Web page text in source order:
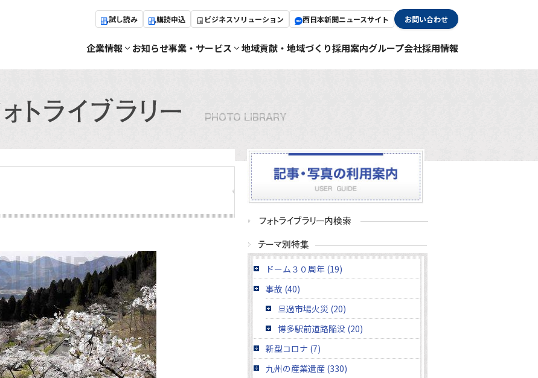
試し読み 購読申込 ビジネスソリューション 西日本新聞ニュースサイト お問い合わせ
企業情報 お知らせ事業・サービス 地域貢献・地域づくり採用案内グループ会社採用情報
ドーム３０周年 (19)
事故 (40)
旦過市場火災 (20)
博多駅前道路陥没 (20)
新型コロナ (7)
九州の産業遺産 (330)